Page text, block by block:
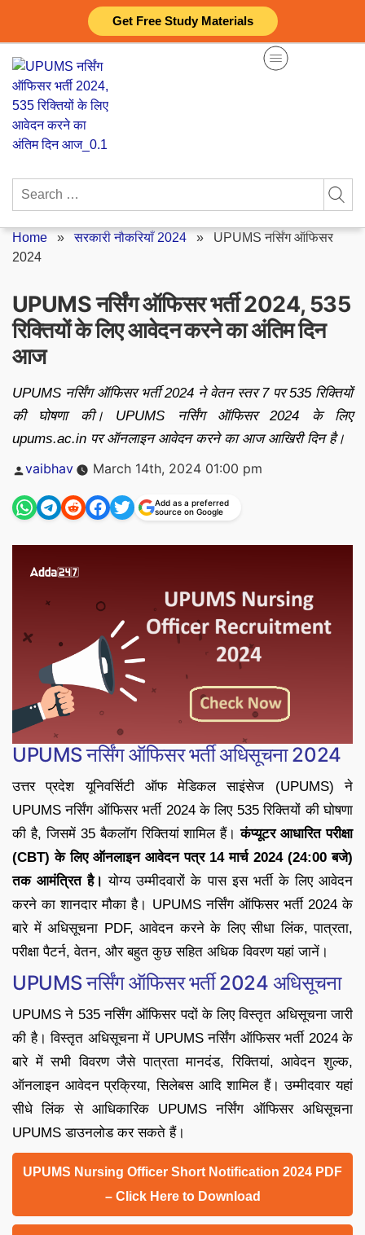
Get Free Study Materials
content
Search
Home »सरकारी नौकरियाँ 2024 » UPUMS नर्सिंग ऑफिसर
2024
UPUMS नर्सिंग ऑफिसर भर्ती 2024, 535
रिक्तियों के लिए आवेदन करने का अंतिम दिन
आज
UPUMS नर्सिंग ऑफिसर भर्ती 2024 ने वेतन स्तर 7 पर 535 रिक्तियों
की घोषणा की। UPUMS नर्सिंग ऑफिसर 2024 के लिए
upums.ac.in पर ऑनलाइन आवेदन करने का आज आखिरी दिन है।
Posted
vaibhav March 14th, 2024 01:00 pm
Add as a preferred
source on Google
UPUMS नर्सिंग ऑफिसर भर्ती अधिसूचना 2024
उत्तर प्रदेश यूनिवर्सिटी ऑफ मेडिकल साइंसेज (UPUMS) ने
UPUMS नर्सिंग ऑफिसर भर्ती 2024 के लिए 535 रिक्तियों की घोषणा
की है, जिसमें 35 बैकलॉग रिक्तियां शामिल हैं।कंप्यूटर आधारित परीक्षा
(CBT) के लिए ऑनलाइन आवेदन पत्र 14 मार्च 2024 (24:00 बजे)
तक आमंत्रित है। योग्य उम्मीदवारों के पास इस भर्ती के लिए आवेदन
करने का शानदार मौका है। UPUMS नर्सिंग ऑफिसर भर्ती 2024 के
बारे में अधिसूचना PDF, आवेदन करने के लिए सीधा लिंक, पात्रता,
परीक्षा पैटर्न, वेतन, और बहुत कुछ सहित अधिक विवरण यहां जानें।
UPUMS नर्सिंग ऑफिसर भर्ती 2024 अधिसूचना
UPUMS ने 535 नर्सिंग ऑफिसर पदों के लिए विस्तृत अधिसूचना जारी
की है। विस्तृत अधिसूचना में UPUMS नर्सिंग ऑफिसर भर्ती 2024 के
बारे में सभी विवरण जैसे पात्रता मानदंड, रिक्तियां, आवेदन शुल्क,
ऑनलाइन आवेदन प्रक्रिया, सिलेबस आदि शामिल हैं। उम्मीदवार यहां
सीधे लिंक से आधिकारिक UPUMS नर्सिंग ऑफिसर अधिसूचना
UPUMS डाउनलोड कर सकते हैं।
UPUMS Nursing Officer Short Notification 2024 PDF
– Click Here to Download